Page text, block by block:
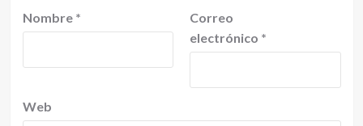
Nombre *
Correo
electrónico *
Web